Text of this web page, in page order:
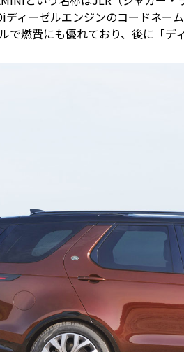
ディーゼルエンジンのコードネー
で燃費にも優れており、後に「デ